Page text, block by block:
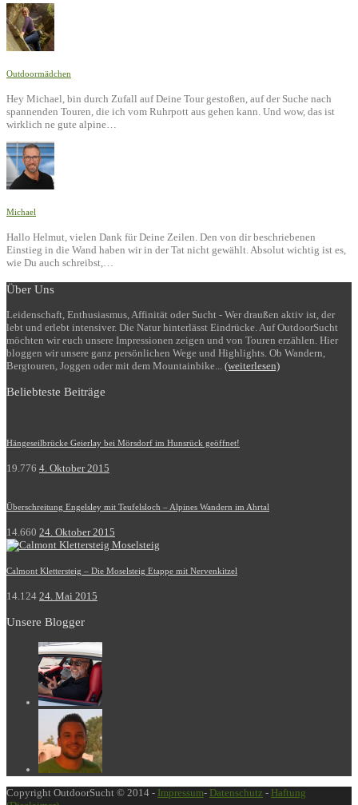
Outdoormädchen
Hey Michael, bin durch Zufall auf Deine Tour gestoßen, auf der Suche nach
spannenden Touren, die ich vom Ruhrpott aus gehen kann. Und wow, das ist
wirklich ne gute alpine…
Michael
Hallo Helmut, vielen Dank für Deine Zeilen. Den von dir beschriebenen
Einstieg in die Wand haben wir in der Tat nicht gewählt. Absolut wichtig ist es,
wie Du auch schreibst,…
Über Uns
Leidenschaft, Enthusiasmus, Affinität oder Sucht - Wer draußen aktiv ist, der
lebt und erlebt intensiver. Die Natur hinterlässt Eindrücke. Auf OutdoorSucht
möchten wir euch unsere Impressionen zeigen und von Touren erzählen. Hier
bloggen wir unsere ganz persönlichen Wege und Highlights. Ob Wandern,
Bergtouren, Joggen oder mit dem Mountainbike... (weiterlesen)
Beliebteste Beiträge
Hängeseilbrücke Geierlay bei Mörsdorf im Hunsrück geöffnet!
19.776 4. Oktober 2015
Überschreitung Engelsley mit Teufelsloch – Alpines Wandern im Ahrtal
14.660 24. Oktober 2015
Calmont Klettersteig – Die Moselsteig Etappe mit Nervenkitzel
14.124 24. Mai 2015
Unsere Blogger
Copyright OutdoorSucht © 2014 - Impressum- Datenschutz - Haftung